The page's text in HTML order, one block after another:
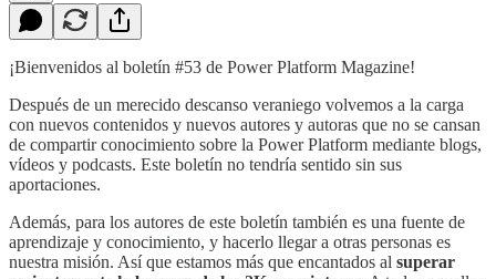
¡Bienvenidos al boletín #53 de Power Platform Magazine!
Después de un merecido descanso veraniego volvemos a la carga
con nuevos contenidos y nuevos autores y autoras que no se cansan
de compartir conocimiento sobre la Power Platform mediante blogs,
vídeos y podcasts. Este boletín no tendría sentido sin sus
aportaciones.
Además, para los autores de este boletín también es una fuente de
aprendizaje y conocimiento, y hacerlo llegar a otras personas es
nuestra misión. Así que estamos más que encantados al superar